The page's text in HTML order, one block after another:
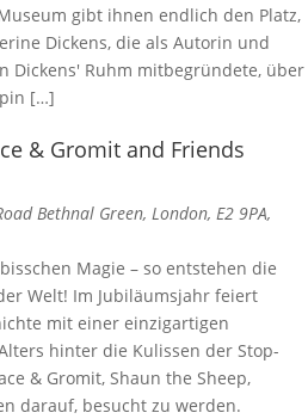
gibt ihnen endlich den Platz,
Dickens, die als Autorin und
Dickens' Ruhm mitbegründete, über
[…]
& Gromit and Friends
Bethnal Green, London, E2 9PA,
Magie – so entstehen die
Welt! Im Jubiläumsjahr feiert
mit einer einzigartigen
hinter die Kulissen der Stop-
& Gromit, Shaun the Sheep,
darauf, besucht zu werden.